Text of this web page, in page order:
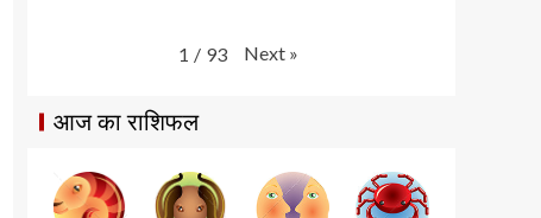
1 / 93 Next »
आज का राशिफल